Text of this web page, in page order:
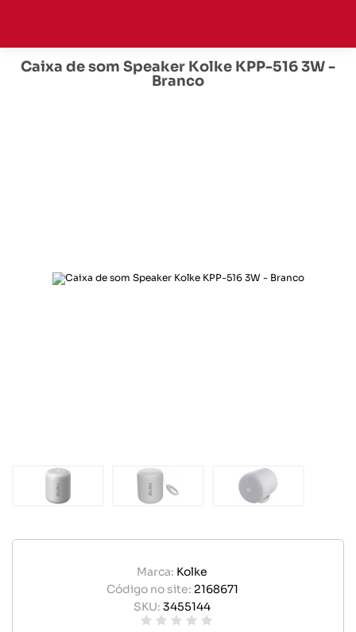
Caixa de som Speaker Kolke KPP-516 3W -
Branco
Marca: Kolke
Código no site: 2168671
SKU: 3455144